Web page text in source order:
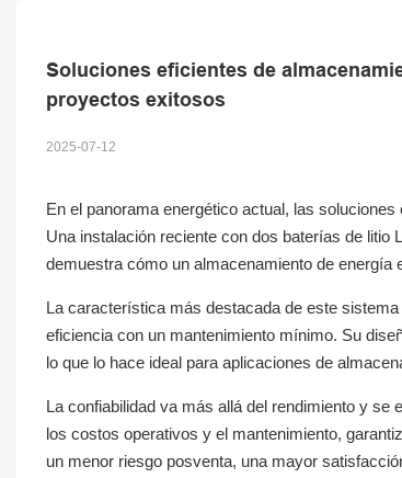
Soluciones eficientes de
proyectos exitosos
2025-07-12
En el panorama energético actual, las
Una instalación reciente con dos baterías de
demuestra cómo un almacenamiento de energía
La característica más destacada de este
eficiencia con un mantenimiento mínimo. Su
lo que lo hace ideal para aplicaciones de
La confiabilidad va más allá del rendimiento y se
los costos operativos y el mantenimiento,
un menor riesgo posventa, una mayor